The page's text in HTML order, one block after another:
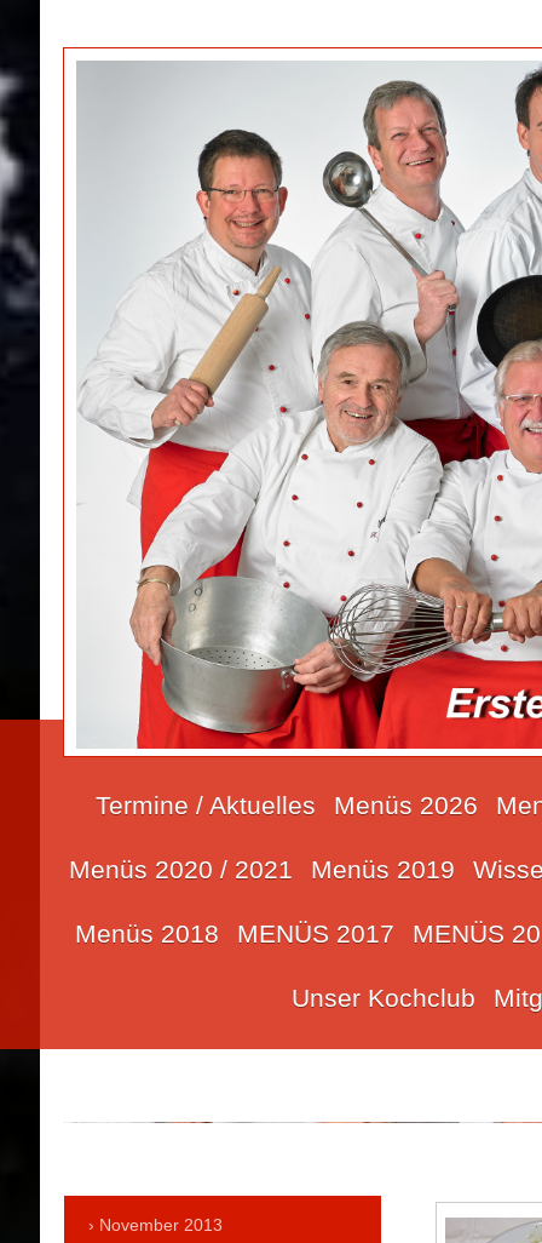
Termine / Aktuelles Menüs 2026
Menüs 2020 / 2021 Menüs 2019
Menüs 2018 MENÜS 2017 MENÜS
Unser Kochclub
November 2013